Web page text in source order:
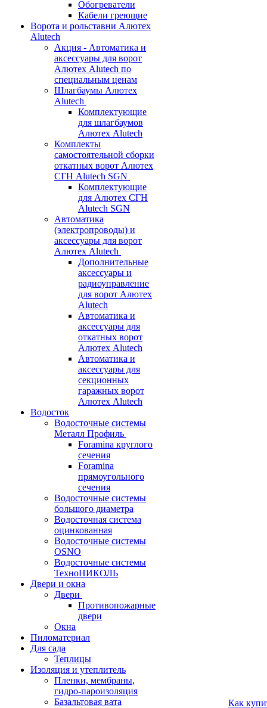
Обогреватели
Кабели греющие
Ворота и рольставни Алютех
Alutech
Акция - Автоматика и
аксессуары для ворот
Алютех Alutech по
специальным ценам
Шлагбаумы Алютех
Alutech
Комплектующие
для шлагбаумов
Алютех Alutech
Комплекты
самостоятельной сборки
откатных ворот Алютех
СГН Alutech SGN
Комплектующие
для Алютех СГН
Alutech SGN
Автоматика
(электропроводы) и
аксессуары для ворот
Алютех Alutech
Дополнительные
аксессуары и
радиоуправление
для ворот Алютех
Alutech
Автоматика и
аксессуары для
откатных ворот
Алютех Alutech
Автоматика и
аксессуары для
секционных
гаражных ворот
Алютех Alutech
Водосток
Водосточные системы
Металл Профиль
Foramina круглого
сечения
Foramina
прямоугольного
сечения
Водосточные системы
большого диаметра
Водосточная система
оцинкованная
Водосточные системы
OSNO
Водосточные системы
ТехноНИКОЛЬ
Двери и окна
Двери
Противопожарные
двери
Окна
Пиломатериал
Для сада
Теплицы
Изоляция и утеплитель
Пленки, мембраны,
гидро-пароизоляция
Базальтовая вата
Как